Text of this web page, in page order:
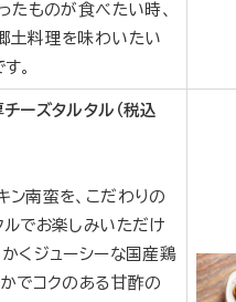
たものが食べたい時、
土料理を味わいたい
。
ーズタルタル（税込
ン南蛮を、こだわりの
でお楽しみいただけ
くジューシーな国産鶏
でコクのある甘酢の